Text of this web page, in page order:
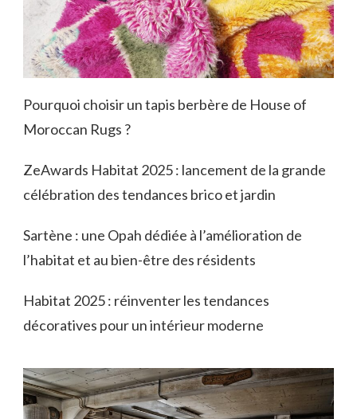
Pourquoi choisir un tapis berbère de House of
Moroccan Rugs ?
ZeAwards Habitat 2025 : lancement de la grande
célébration des tendances brico et jardin
Sartène : une Opah dédiée à l’amélioration de
l’habitat et au bien-être des résidents
Habitat 2025 : réinventer les tendances
décoratives pour un intérieur moderne